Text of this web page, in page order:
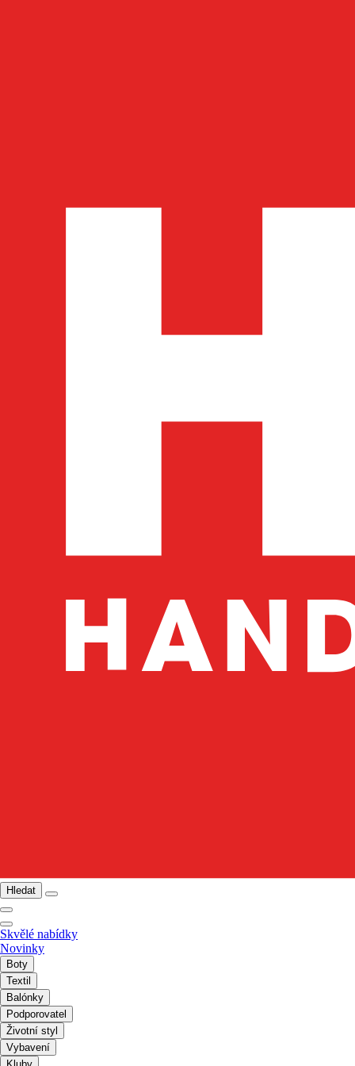
Hledat
Skvělé nabídky
Novinky
Boty
Textil
Balónky
Podporovatel
Životní styl
Vybavení